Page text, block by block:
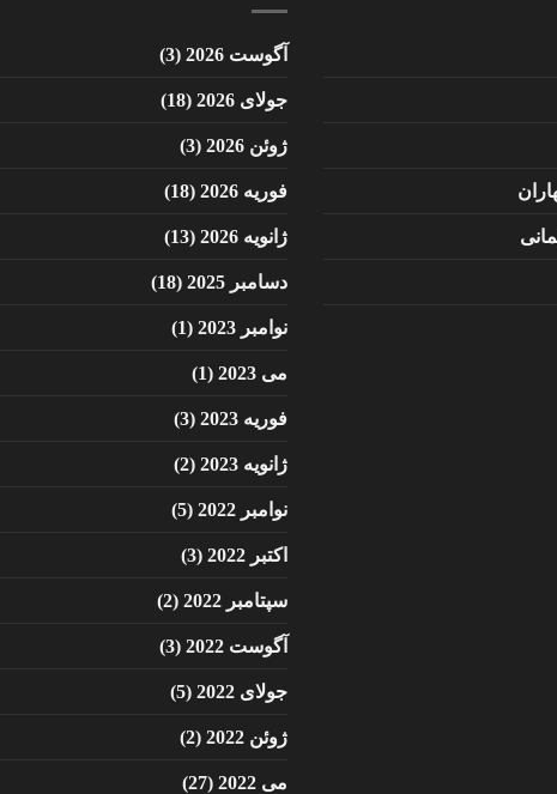
آگوست 2026 (3)
جولای 2026 (18)
ژوئن 2026 (3)
فوریه 2026 (18)
ژانویه 2026 (13)
دسامبر 2025 (18)
نوامبر 2023 (1)
می 2023 (1)
فوریه 2023 (3)
ژانویه 2023 (2)
نوامبر 2022 (5)
اکتبر 2022 (3)
سپتامبر 2022 (2)
آگوست 2022 (3)
جولای 2022 (5)
ژوئن 2022 (2)
می 2022 (27)